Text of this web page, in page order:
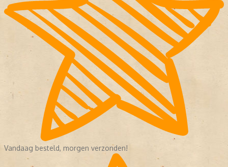
Vandaag besteld, morgen verzonden!